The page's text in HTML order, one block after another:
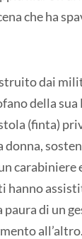
che ha
dai
della
(finta)
donna,
carabiniere
hanno
di un
all’altro.